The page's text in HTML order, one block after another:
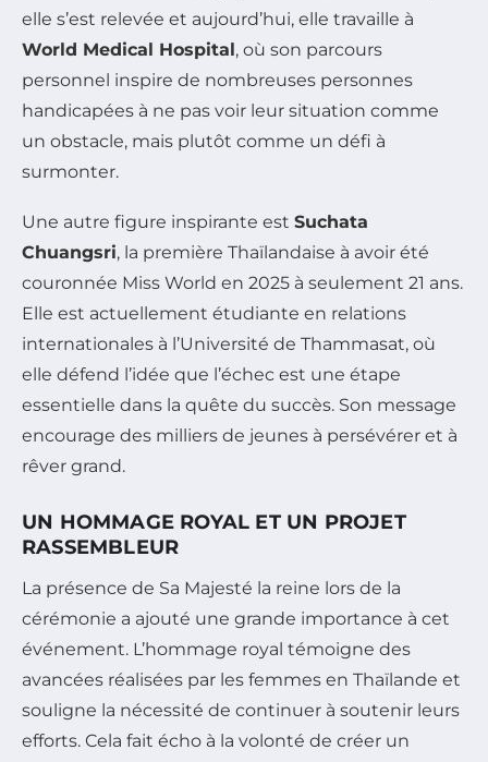
elle s’est relevée et aujourd’hui, elle travaille à
World Medical Hospital, où son parcours
personnel inspire de nombreuses personnes
handicapées à ne pas voir leur situation comme
un obstacle, mais plutôt comme un défi à
surmonter.
Une autre figure inspirante est Suchata
Chuangsri, la première Thaïlandaise à avoir été
couronnée Miss World en 2025 à seulement 21 ans.
Elle est actuellement étudiante en relations
internationales à l’Université de Thammasat, où
elle défend l’idée que l’échec est une étape
essentielle dans la quête du succès. Son message
encourage des milliers de jeunes à persévérer et à
rêver grand.
UN HOMMAGE ROYAL ET UN PROJET
RASSEMBLEUR
La présence de Sa Majesté la reine lors de la
cérémonie a ajouté une grande importance à cet
événement. L’hommage royal témoigne des
avancées réalisées par les femmes en Thaïlande et
souligne la nécessité de continuer à soutenir leurs
efforts. Cela fait écho à la volonté de créer un